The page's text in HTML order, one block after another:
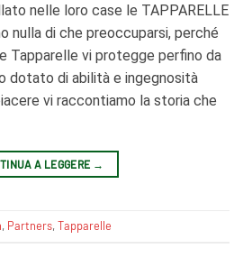
nelle loro case le TAPPARELLE
nulla di che preoccuparsi, perché
Tapparelle vi protegge perfino da
dotato di abilità e ingegnosità
vi raccontiamo la storia che
A LEGGERE →
, Partners,Tapparelle